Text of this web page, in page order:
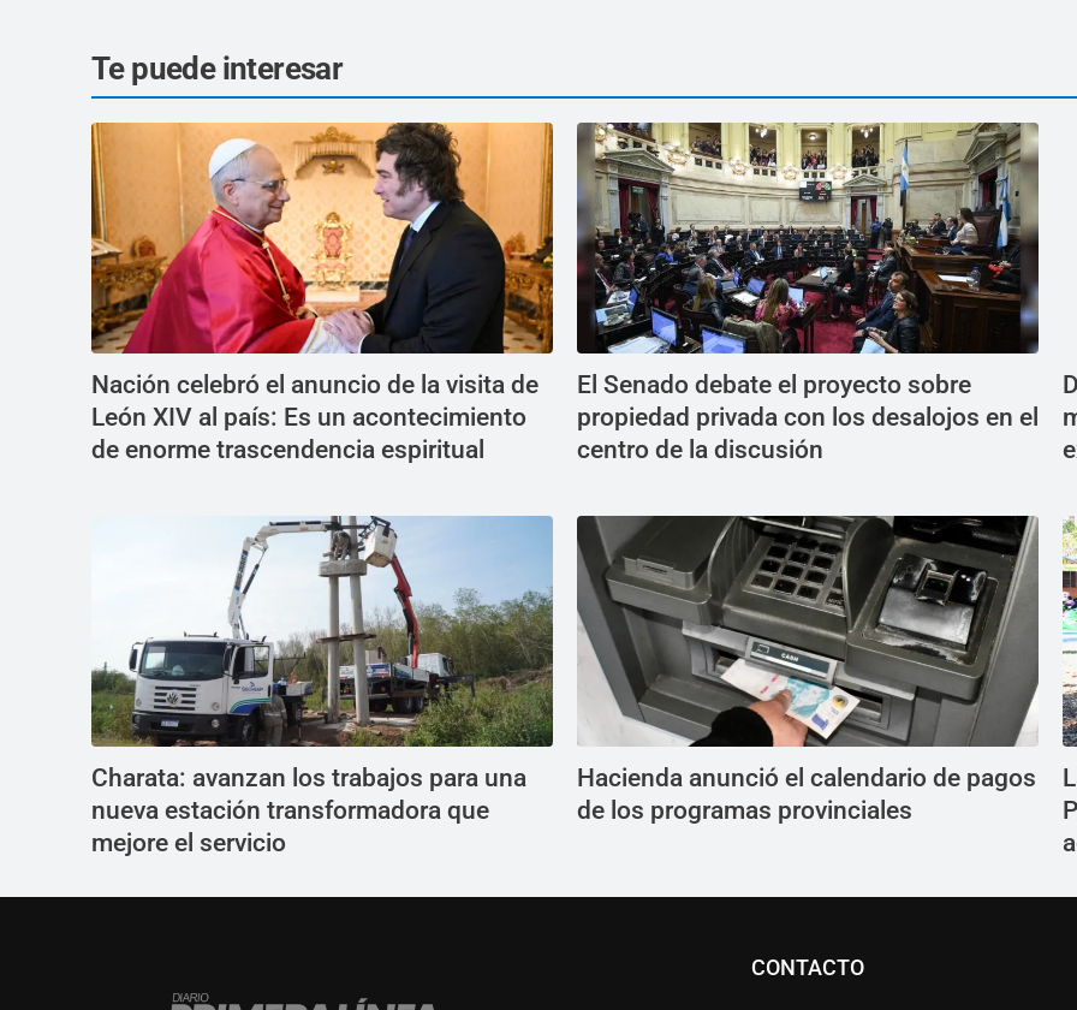
Te puede interesar
Nación celebró el anuncio de la visita de
León XIV al país: Es un acontecimiento
de enorme trascendencia espiritual
El Senado debate el proyecto sobre
propiedad privada con los desalojos en el
centro de la discusión
Charata: avanzan los trabajos para una
nueva estación transformadora que
mejore el servicio
Hacienda anunció el calendario de pagos
de los programas provinciales
CONTACTO